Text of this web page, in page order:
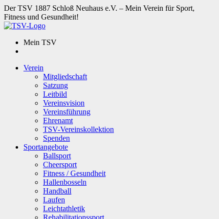
Der TSV 1887 Schloß Neuhaus e.V. – Mein Verein für Sport,
Fitness und Gesundheit!
Mein TSV
Verein
Mitgliedschaft
Satzung
Leitbild
Vereinsvision
Vereinsführung
Ehrenamt
TSV-Vereinskollektion
Spenden
Sportangebote
Ballsport
Cheersport
Fitness / Gesundheit
Hallenbosseln
Handball
Laufen
Leichtathletik
Rehabilitationssport